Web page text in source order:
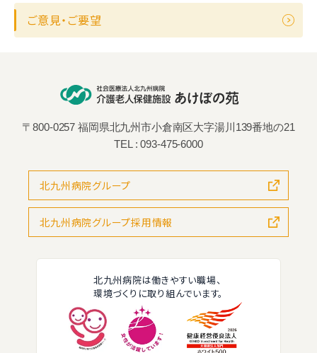
ご意見・ご要望
〒800-0257 福岡県北九州市小倉南区大字湯川139番地の21
TEL :093-475-6000
北九州病院グループ
北九州病院グループ採用情報
北九州病院は働きやすい職場、
環境づくりに取り組んでいます。